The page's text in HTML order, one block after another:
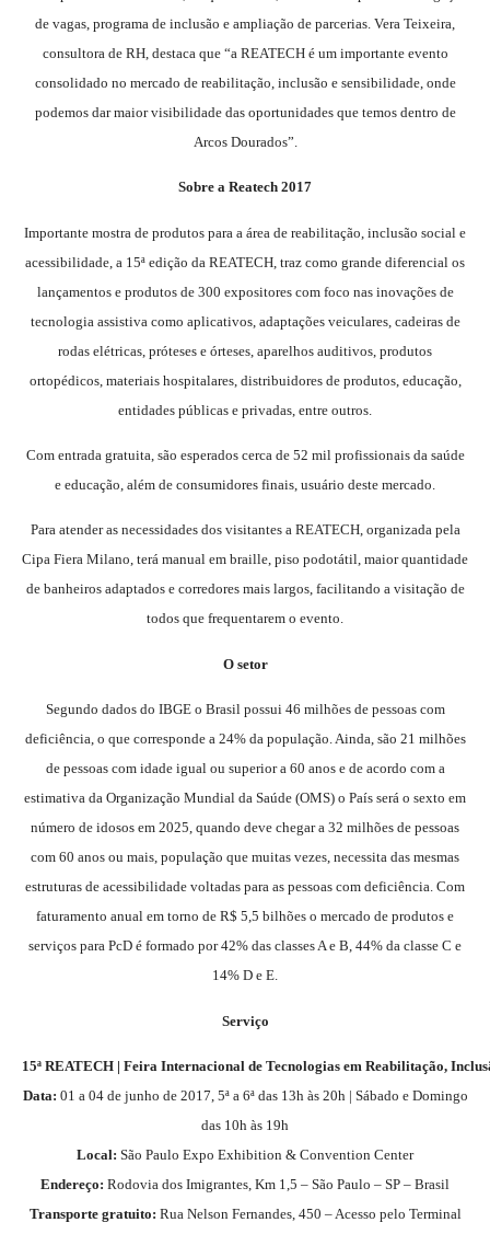
de vagas, programa de inclusão e ampliação de parcerias. Vera Teixeira,
consultora de RH, destaca que “a REATECH é um importante evento
consolidado no mercado de reabilitação, inclusão e sensibilidade, onde
podemos dar maior visibilidade das oportunidades que temos dentro de
Arcos Dourados”.
Sobre a Reatech 2017
Importante mostra de produtos para a área de reabilitação, inclusão social e
acessibilidade, a 15ª edição da REATECH, traz como grande diferencial os
lançamentos e produtos de 300 expositores com foco nas inovações de
tecnologia assistiva como aplicativos, adaptações veiculares, cadeiras de
rodas elétricas, próteses e órteses, aparelhos auditivos, produtos
ortopédicos, materiais hospitalares, distribuidores de produtos, educação,
entidades públicas e privadas, entre outros.
Com entrada gratuita, são esperados cerca de 52 mil profissionais da saúde
e educação, além de consumidores finais, usuário deste mercado.
Para atender as necessidades dos visitantes a REATECH, organizada pela
Cipa Fiera Milano, terá manual em braille, piso podotátil, maior quantidade
de banheiros adaptados e corredores mais largos, facilitando a visitação de
todos que frequentarem o evento.
O setor
Segundo dados do IBGE o Brasil possui 46 milhões de pessoas com
deficiência, o que corresponde a 24% da população. Ainda, são 21 milhões
de pessoas com idade igual ou superior a 60 anos e de acordo com a
estimativa da Organização Mundial da Saúde (OMS) o País será o sexto em
número de idosos em 2025, quando deve chegar a 32 milhões de pessoas
com 60 anos ou mais, população que muitas vezes, necessita das mesmas
estruturas de acessibilidade voltadas para as pessoas com deficiência. Com
faturamento anual em torno de R$ 5,5 bilhões o mercado de produtos e
serviços para PcD é formado por 42% das classes A e B, 44% da classe C e
14% D e E.
Serviço
15ª REATECH | Feira Internacional de Tecnologias em Reabilitação,
Data: 01 a 04 de junho de 2017, 5ª a 6ª das 13h às 20h | Sábado e Domingo
das 10h às 19h
Local: São Paulo Expo Exhibition & Convention Center
Endereço: Rodovia dos Imigrantes, Km 1,5 – São Paulo – SP – Brasil
Transporte gratuito: Rua Nelson Fernandes, 450 – Acesso pelo Terminal